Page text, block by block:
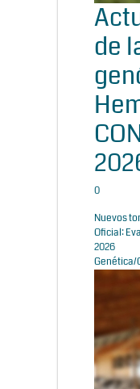
de
0
Nuevos
Oficial:
2026
Genética/